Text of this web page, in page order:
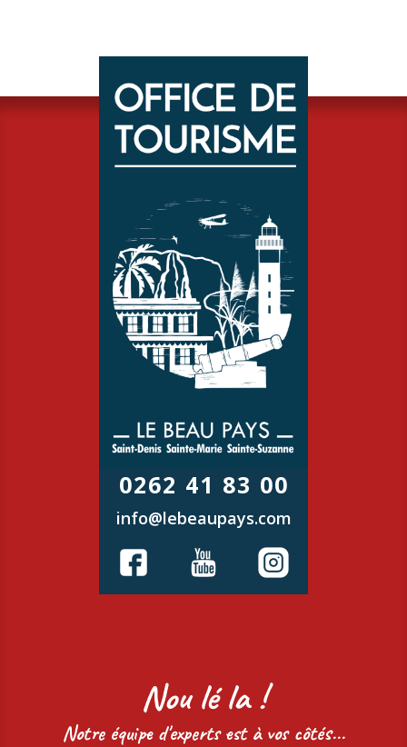
0262 41 83 00
info@lebeaupays.com
Nou lé la !
Notre équipe d'experts est à vos côtés...